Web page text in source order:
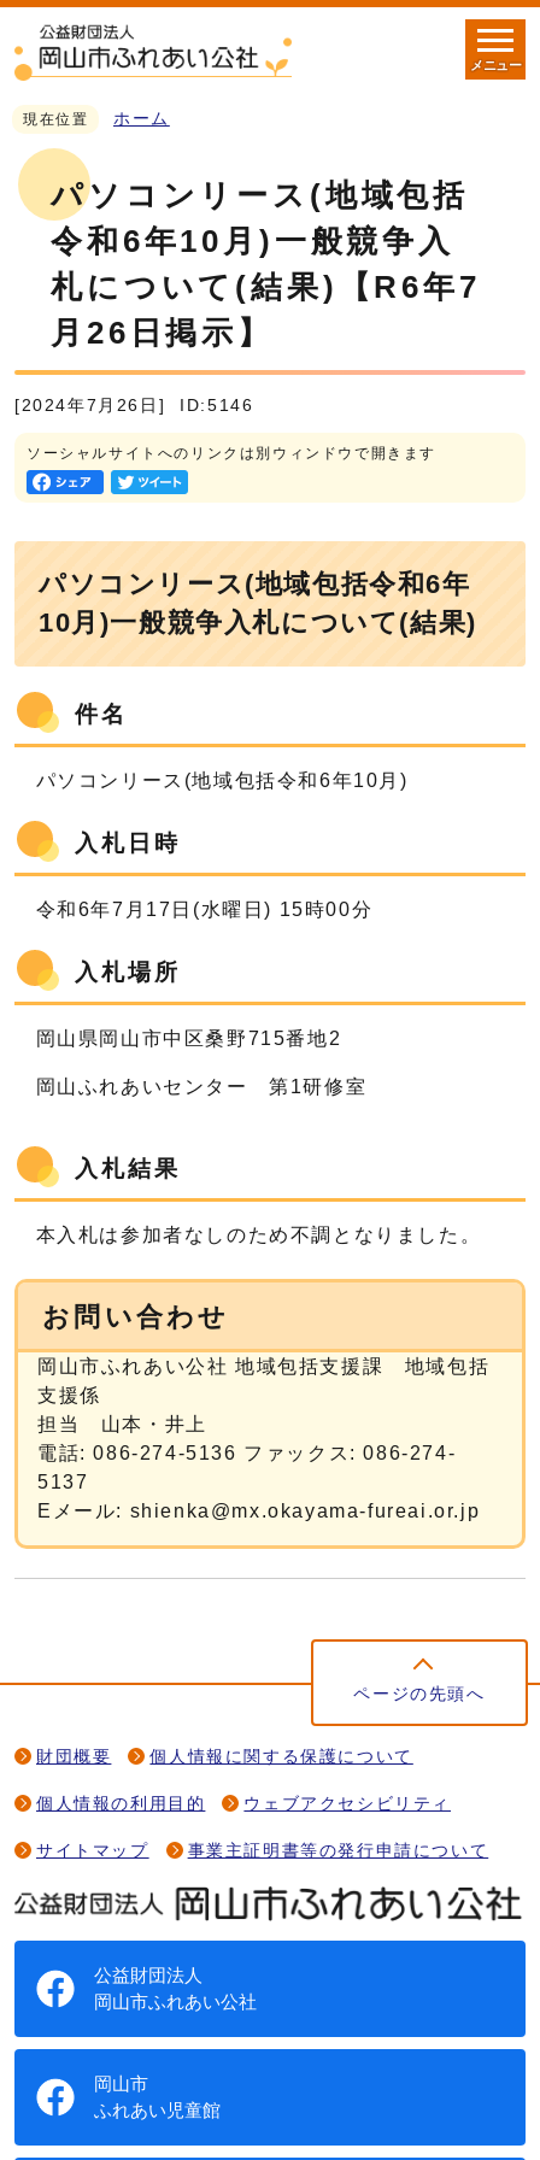
メニュー
現在位置 ホーム
パソコンリース(地域包括
令和6年10月)一般競争入
札について(結果)【R6年7
月26日掲示】
[2024年7月26日] ID:5146
ソーシャルサイトへのリンクは別ウィンドウで開きます
パソコンリース(地域包括令和6年
10月)一般競争入札について(結果)
件名
パソコンリース(地域包括令和6年10月)
入札日時
令和6年7月17日(水曜日) 15時00分
入札場所
岡山県岡山市中区桑野715番地2
岡山ふれあいセンター 第1研修室
入札結果
本入札は参加者なしのため不調となりました。
お問い合わせ
岡山市ふれあい公社 地域包括支援課 地域包括
支援係
担当 山本・井上
電話: 086-274-5136 ファックス: 086-274-
5137
Eメール: shienka@mx.okayama-fureai.or.jp
ページの先頭へ
財団概要 個人情報に関する保護について
個人情報の利用目的 ウェブアクセシビリティ
サイトマップ 事業主証明書等の発行申請について
公益財団法人
岡山市ふれあい公社
岡山市
ふれあい児童館